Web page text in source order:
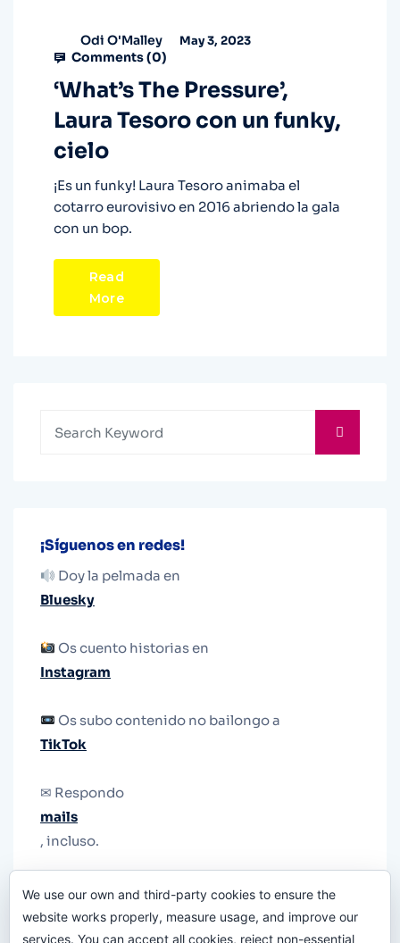
Odi O'Malley May 3, 2023
Comments (0)
‘What’s The Pressure’,
Laura Tesoro con un funky,
cielo
¡Es un funky! Laura Tesoro animaba el
cotarro eurovisivo en 2016 abriendo la gala
con un bop.
Read
More
¡Síguenos en redes!
Doy la pelmada en
Bluesky
Os cuento historias en
Instagram
Os subo contenido no bailongo a
TikTok
✉ Respondo
mails
, incluso.
le quiten el teléfono.
We use our own and third-party cookies to ensure the
website works properly, measure usage, and improve our
services. You can accept all cookies, reject non-essential